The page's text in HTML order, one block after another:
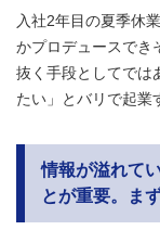
入社2年目の夏季休
かプロデュースでき
抜く手段としてでは
たい」とバリで起業
情報が溢れて
とが重要。ま